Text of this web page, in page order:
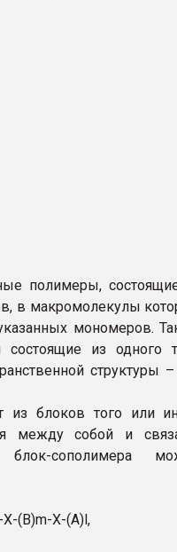
полимеры,
в макромолекулы
мономеров.
состоящие из одного
структуры –
из блоков того или
между собой и
блок-сополимера
Х-(В)m-Х-(А)l,